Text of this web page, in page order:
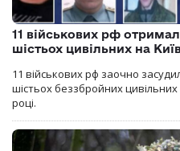
11 військових рф
шістьох цивільних на
11 військових рф заочно
шістьох беззбройних цивільних
році.